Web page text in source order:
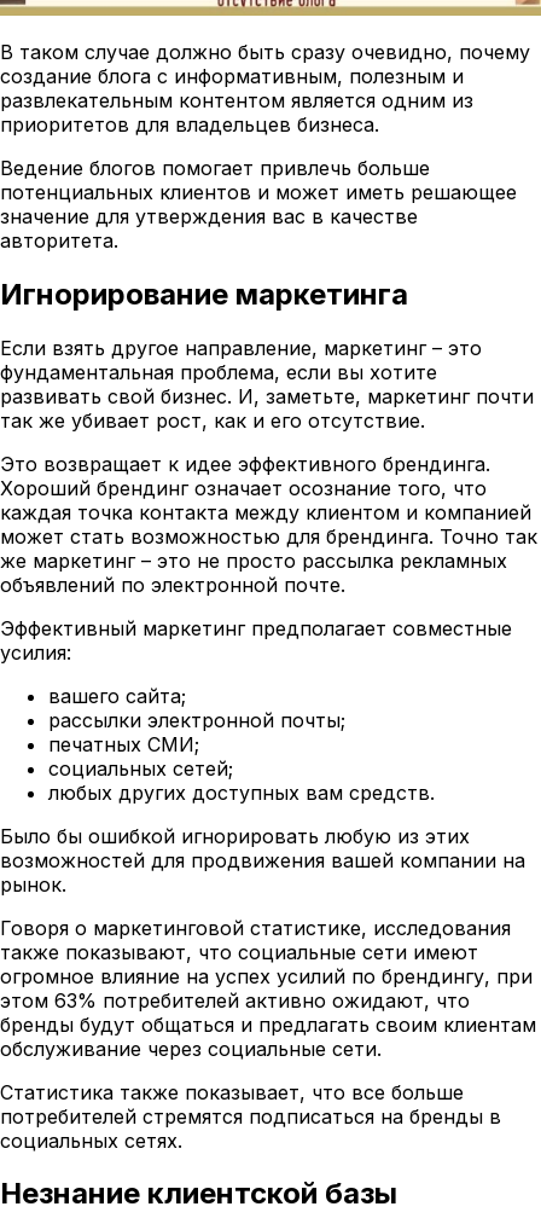
В таком случае должно быть сразу очевидно, почему
создание блога с информативным, полезным и
развлекательным контентом является одним из
приоритетов для владельцев бизнеса.
Ведение блогов помогает привлечь больше
потенциальных клиентов и может иметь решающее
значение для утверждения вас в качестве
авторитета.
Игнорирование маркетинга
Если взять другое направление, маркетинг – это
фундаментальная проблема, если вы хотите
развивать свой бизнес. И, заметьте, маркетинг почти
так же убивает рост, как и его отсутствие.
Это возвращает к идее эффективного брендинга.
Хороший брендинг означает осознание того, что
каждая точка контакта между клиентом и компанией
может стать возможностью для брендинга. Точно так
же маркетинг – это не просто рассылка рекламных
объявлений по электронной почте.
Эффективный маркетинг предполагает совместные
усилия:
вашего сайта;
рассылки электронной почты;
печатных СМИ;
социальных сетей;
любых других доступных вам средств.
Было бы ошибкой игнорировать любую из этих
возможностей для продвижения вашей компании на
рынок.
Говоря о маркетинговой статистике, исследования
также показывают, что социальные сети имеют
огромное влияние на успех усилий по брендингу, при
этом 63% потребителей активно ожидают, что
бренды будут общаться и предлагать своим клиентам
обслуживание через социальные сети.
Статистика также показывает, что все больше
потребителей стремятся подписаться на бренды в
социальных сетях.
Незнание клиентской базы